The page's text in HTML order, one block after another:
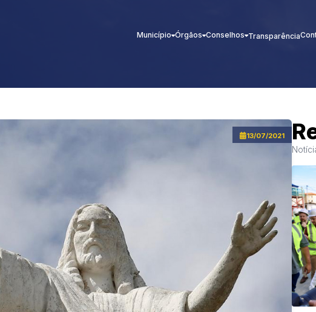
Município Órgãos Conselhos Transparência
13/07/2021